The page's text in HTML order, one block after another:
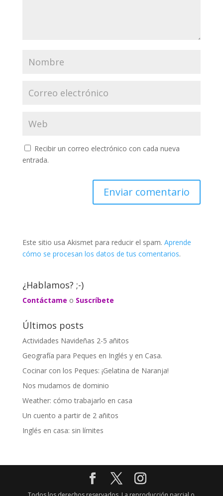
Recibir un correo electrónico con cada nueva
entrada.
Este sitio usa Akismet para reducir el spam. Aprende
cómo se procesan los datos de tus comentarios.
¿Hablamos? ;-)
Contáctame o Suscríbete
Últimos posts
Actividades Navideñas 2-5 añitos
Geografía para Peques en Inglés y en Casa.
Cocinar con los Peques: ¡Gelatina de Naranja!
Nos mudamos de dominio
Weather: cómo trabajarlo en casa
Un cuento a partir de 2 añitos
Inglés en casa: sin límites